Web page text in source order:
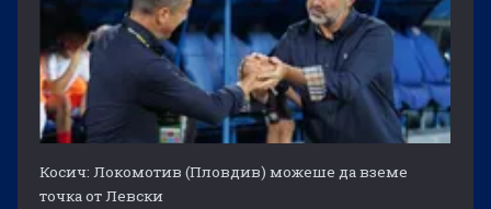
Косич: Локомотив (Пловдив) можеше да вземе
точка от Левски